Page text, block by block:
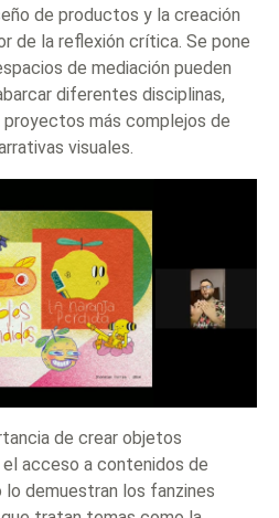
de productos y la creación
de la reflexión crítica. Se pone
de mediación pueden
diferentes disciplinas,
más complejos de
visuales.
de crear objetos
acceso a contenidos de
lo demuestran los fanzines